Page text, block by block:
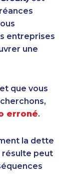
entreprises
une
que vous
erroné.
la dette
résulte peut